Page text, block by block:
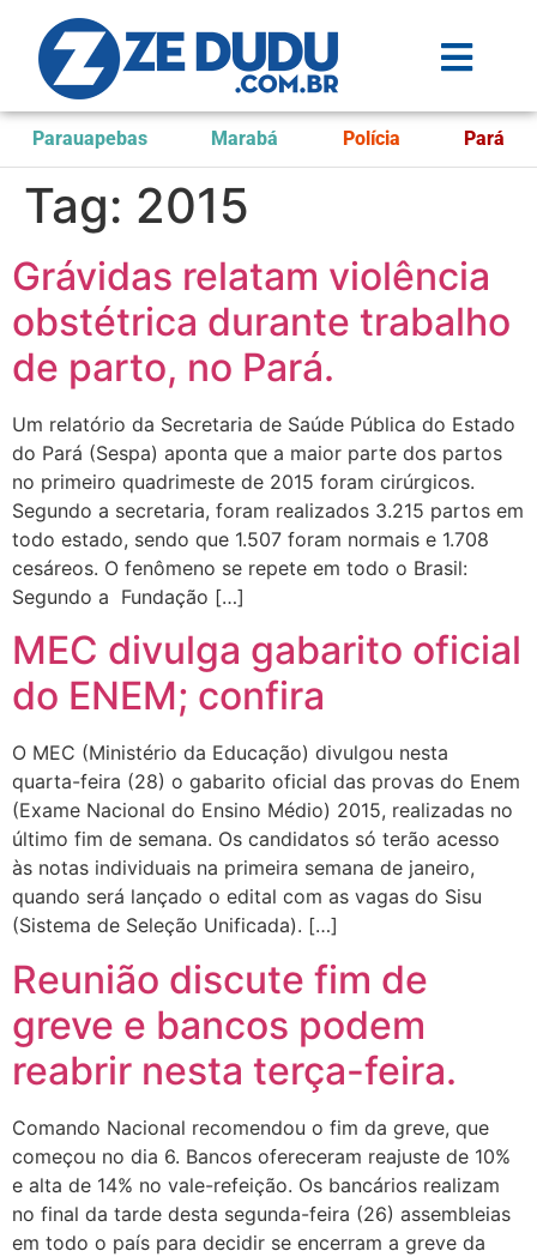
Parauapebas Marabá Polícia Pará
Tag: 2015
Grávidas relatam violência
obstétrica durante trabalho
de parto, no Pará.
Um relatório da Secretaria de Saúde Pública do Estado
do Pará (Sespa) aponta que a maior parte dos partos
no primeiro quadrimeste de 2015 foram cirúrgicos.
Segundo a secretaria, foram realizados 3.215 partos em
todo estado, sendo que 1.507 foram normais e 1.708
cesáreos. O fenômeno se repete em todo o Brasil:
Segundo a Fundação […]
MEC divulga gabarito oficial
do ENEM; confira
O MEC (Ministério da Educação) divulgou nesta
quarta-­feira (28) o gabarito oficial das provas do Enem
(Exame Nacional do Ensino Médio) 2015, realizadas no
último fim de semana. Os candidatos só terão acesso
às notas individuais na primeira semana de janeiro,
quando será lançado o edital com as vagas do Sisu
(Sistema de Seleção Unificada). […]
Reunião discute fim de
greve e bancos podem
reabrir nesta terça-feira.
Comando Nacional recomendou o fim da greve, que
começou no dia 6. Bancos ofereceram reajuste de 10%
e alta de 14% no vale-refeição. Os bancários realizam
no final da tarde desta segunda-feira (26) assembleias
em todo o país para decidir se encerram a greve da